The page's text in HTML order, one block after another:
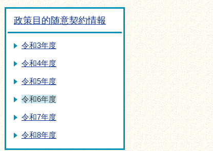
政策目的随意契約情報
令和3年度
令和4年度
令和5年度
令和6年度
令和7年度
令和8年度